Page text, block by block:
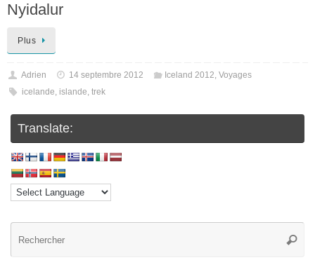
Nyidalur
Plus
Adrien 14 septembre 2012 Iceland 2012, Voyages
icelande, islande, trek
Translate: